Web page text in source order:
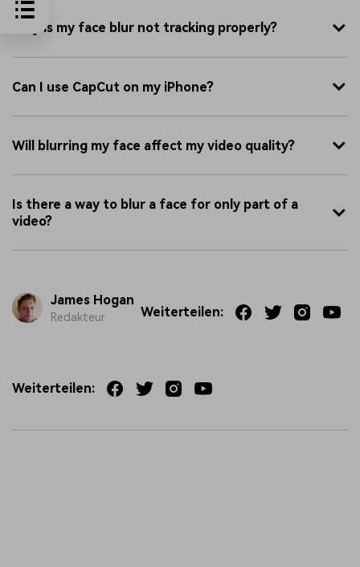
Why is my face blur not tracking properly?
Can I use CapCut on my iPhone?
Will blurring my face affect my video quality?
Is there a way to blur a face for only part of a
video?
James Hogan
Redakteur Weiterteilen:
Weiterteilen: